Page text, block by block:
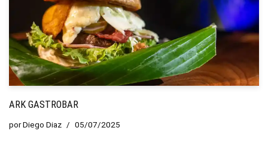
ARK GASTROBAR
porDiego Diaz 05/07/2025